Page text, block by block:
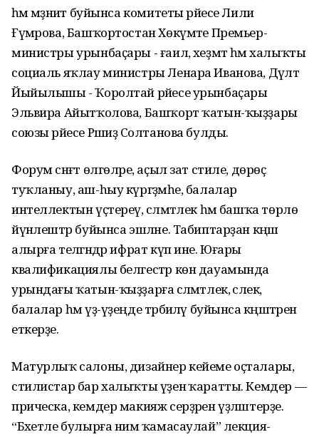
һәм мәҙәниәт буйынса комитеты рәйесе Лилиә
Ғүмәрова, Башҡортостан Хөкүмәте Премьер-
министры урынбаҫары - ғаилә, хеҙмәт һәм халыҡты
социаль яҡлау министры Ленара Иванова, Дәүләт
Йыйылышы - Ҡоролтай рәйесе урынбаҫары
Эльвира Айытҡолова, Башҡорт ҡатын-ҡыҙҙары
союзы рәйесе Рәшиҙә Солтанова булды.
Форум сәнғәт өлгөләре, аҫыл зат стиле, дөрөҫ
туҡланыу, аш-һыу күргәҙмәһе, балалар
интеллектын үҫтереү, сәләмәтлек һәм башҡа төрлө
йүнәлештәр буйынса эшләне. Табиптарҙан кәңәш
алырға теләгәндәр ифрат күп ине. Юғары
квалификациялы белгестәр көн дауамында
урындағы ҡатын-ҡыҙҙарға сәләмәтлек, әсәлек,
балалар һәм үҙ-үҙеңде тәрбиәләү буйынса кәңәштәрен
еткерҙе.
Матурлыҡ салоны, дизайнер кейеме оҫталары,
стилистар бар халыҡты үҙенә ҡаратты. Кемдер —
прическа, кемдер макияж серҙәрен үҙләштерҙе.
“Бәхетле булырға нимә ҡамасаулай” лекция-